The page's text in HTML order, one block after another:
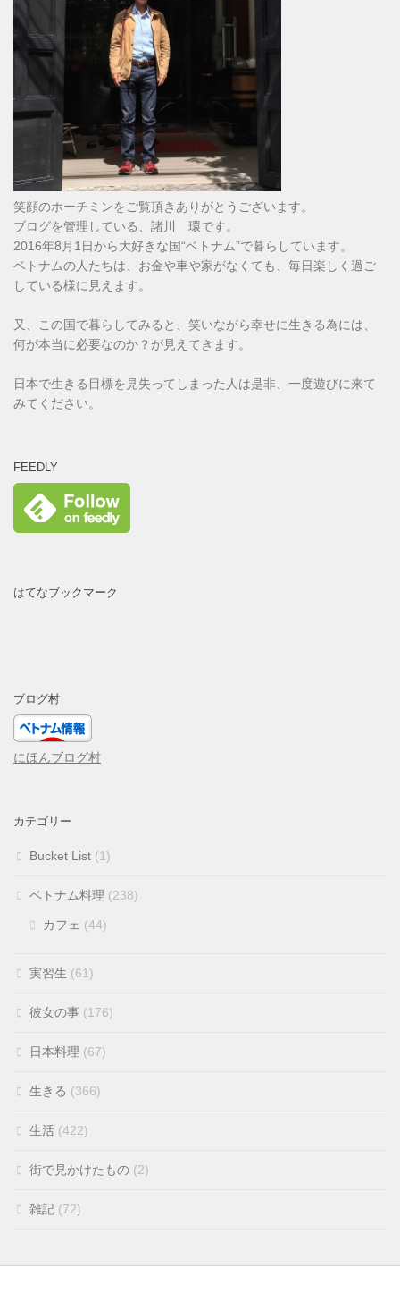
笑顔のホーチミンをご覧頂きありがとうございます。
ブログを管理している、諸川 環です。
2016年8月1日から大好きな国“ベトナム”で暮らしています。
ベトナムの人たちは、お金や車や家がなくても、毎日楽しく過ご
している様に見えます。
又、この国で暮らしてみると、笑いながら幸せに生きる為には、
何が本当に必要なのか？が見えてきます。
日本で生きる目標を見失ってしまった人は是非、一度遊びに来て
みてください。
FEEDLY
はてなブックマーク
ブログ村
にほんブログ村
カテゴリー
Bucket List (1)
ベトナム料理 (238)
カフェ (44)
実習生 (61)
彼女の事 (176)
日本料理 (67)
生きる (366)
生活 (422)
街で見かけたもの (2)
雑記 (72)